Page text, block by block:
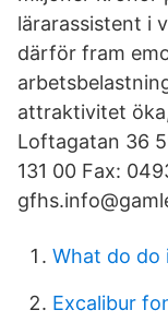
lärarassistent i
därför fram
attraktivitet
Loftagatan 36
131 00 Fax:
What do do
Excalibur